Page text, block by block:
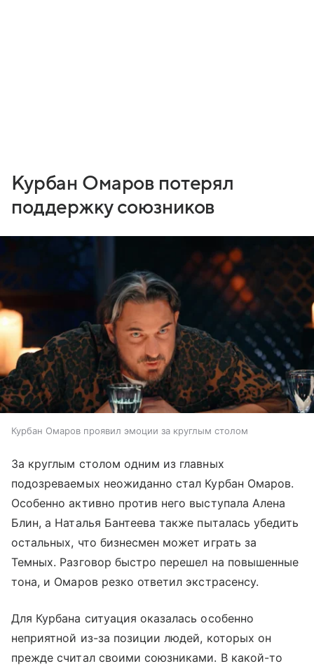
Курбан Омаров потерял
поддержку союзников
Курбан Омаров проявил эмоции за круглым столом
За круглым столом одним из главных
подозреваемых неожиданно стал Курбан Омаров.
Особенно активно против него выступала Алена
Блин, а Наталья Бантеева также пыталась убедить
остальных, что бизнесмен может играть за
Темных. Разговор быстро перешел на повышенные
тона, и Омаров резко ответил экстрасенсу.
Для Курбана ситуация оказалась особенно
неприятной из-за позиции людей, которых он
прежде считал своими союзниками. В какой-то